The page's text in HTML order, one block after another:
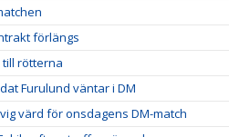
förlängs
till rötterna
Furulund väntar i DM
värd för onsdagens DM-match